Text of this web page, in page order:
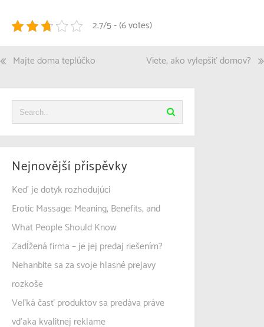
2.7/5 - (6 votes)
Navigace
příspěvek
Majte doma teplúčko Viete, ako vylepšiť domov?
Nejnovější příspěvky
Keď je dotyk rozhodujúci
Erotic Massage: Meaning, Benefits, and
What People Should Know
Zadĺžená firma – je jej predaj riešením?
Nehanbite sa za svoje hlasné prejavy
rozkoše
Veľká časť produktov sa predáva práve
vďaka kvalitnej reklame